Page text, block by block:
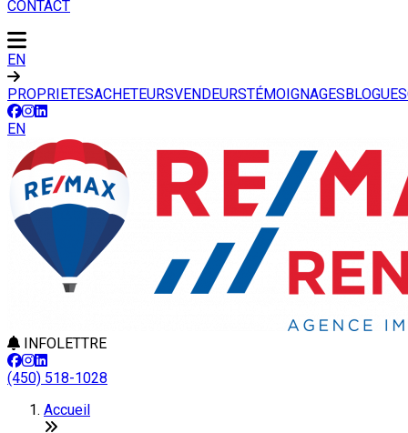
CONTACT
EN
PROPRIETESACHETEURSVENDEURSTÉMOIGNAGESBLOGUES
EN
INFOLETTRE
(450) 518-1028
Accueil